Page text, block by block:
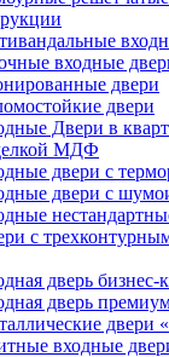
входные
двери
двери
Двери в
МДФ
двери с
двери с
с
дверь бизнес-
дверь
двери
входные